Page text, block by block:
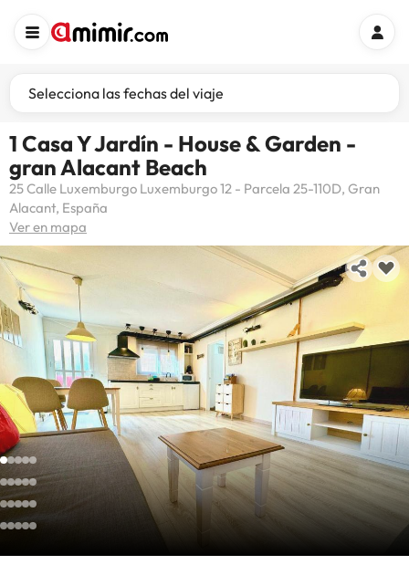
Selecciona las fechas del viaje
1 Casa Y Jardín - House & Garden -
gran Alacant Beach
25 Calle Luxemburgo Luxemburgo 12 - Parcela 25-110D, Gran
Alacant, España
Ver en mapa